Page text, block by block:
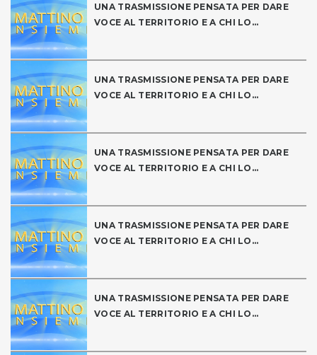
UNA TRASMISSIONE PENSATA PER DARE
VOCE AL TERRITORIO E A CHI LO...
UNA TRASMISSIONE PENSATA PER DARE
VOCE AL TERRITORIO E A CHI LO...
UNA TRASMISSIONE PENSATA PER DARE
VOCE AL TERRITORIO E A CHI LO...
UNA TRASMISSIONE PENSATA PER DARE
VOCE AL TERRITORIO E A CHI LO...
UNA TRASMISSIONE PENSATA PER DARE
VOCE AL TERRITORIO E A CHI LO...